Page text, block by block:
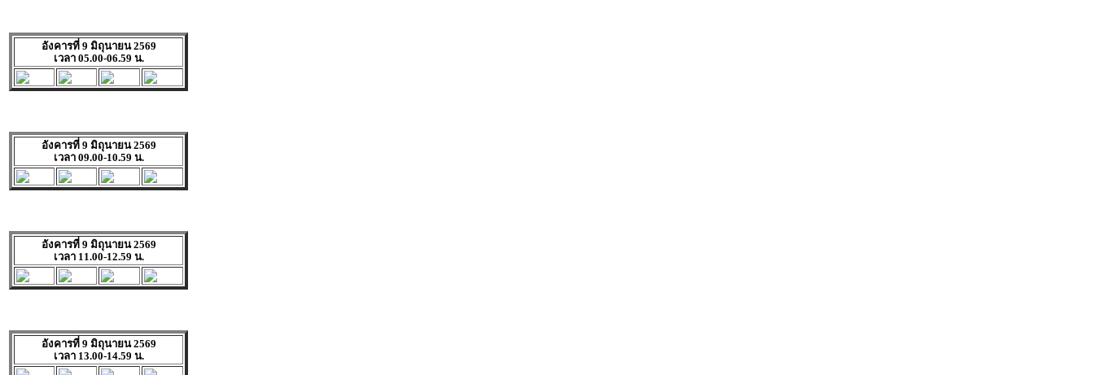
อังคารที่ 9 มิถุนายน 2569
เวลา 05.00-06.59 น.
อังคารที่ 9 มิถุนายน 2569
เวลา 09.00-10.59 น.
อังคารที่ 9 มิถุนายน 2569
เวลา 11.00-12.59 น.
อังคารที่ 9 มิถุนายน 2569
เวลา 13.00-14.59 น.